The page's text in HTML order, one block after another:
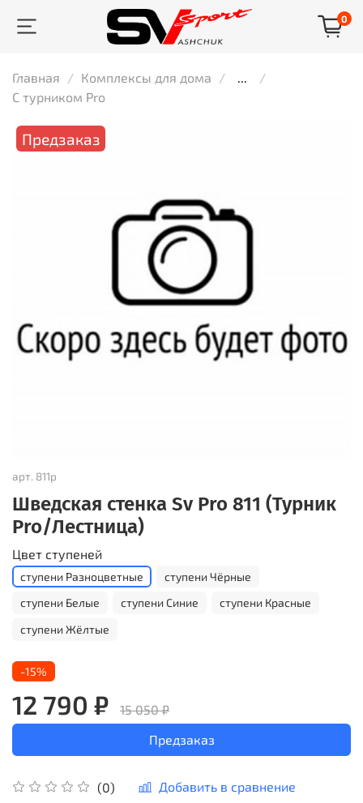
0
Главная Комплексы для дома
...
С турником Pro
Предзаказ
арт. 811р
Шведская стенка Sv Pro 811 (Турник
Pro/Лестница)
(0) Добавить в сравнение
Цвет ступеней
ступени Разноцветные
ступени Чёрные
ступени Белые
ступени Синие
ступени Красные
ступени Жёлтые
-15%
12 790 ₽
15 050 ₽
Предзаказ